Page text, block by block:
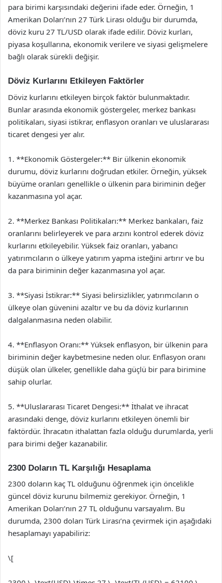
para birimi karşısındaki değerini ifade eder. Örneğin, 1
Amerikan Doları’nın 27 Türk Lirası olduğu bir durumda,
döviz kuru 27 TL/USD olarak ifade edilir. Döviz kurları,
piyasa koşullarına, ekonomik verilere ve siyasi gelişmelere
bağlı olarak sürekli değişir.
Döviz Kurlarını Etkileyen Faktörler
Döviz kurlarını etkileyen birçok faktör bulunmaktadır.
Bunlar arasında ekonomik göstergeler, merkez bankası
politikaları, siyasi istikrar, enflasyon oranları ve uluslararası
ticaret dengesi yer alır.
1. **Ekonomik Göstergeler:** Bir ülkenin ekonomik
durumu, döviz kurlarını doğrudan etkiler. Örneğin, yüksek
büyüme oranları genellikle o ülkenin para biriminin değer
kazanmasına yol açar.
2. **Merkez Bankası Politikaları:** Merkez bankaları, faiz
oranlarını belirleyerek ve para arzını kontrol ederek döviz
kurlarını etkileyebilir. Yüksek faiz oranları, yabancı
yatırımcıların o ülkeye yatırım yapma isteğini artırır ve bu
da para biriminin değer kazanmasına yol açar.
3. **Siyasi İstikrar:** Siyasi belirsizlikler, yatırımcıların o
ülkeye olan güvenini azaltır ve bu da döviz kurlarının
dalgalanmasına neden olabilir.
4. **Enflasyon Oranı:** Yüksek enflasyon, bir ülkenin para
biriminin değer kaybetmesine neden olur. Enflasyon oranı
düşük olan ülkeler, genellikle daha güçlü bir para birimine
sahip olurlar.
5. **Uluslararası Ticaret Dengesi:** İthalat ve ihracat
arasındaki denge, döviz kurlarını etkileyen önemli bir
faktördür. İhracatın ithalattan fazla olduğu durumlarda, yerli
para birimi değer kazanabilir.
2300 Doların TL Karşılığı Hesaplama
2300 doların kaç TL olduğunu öğrenmek için öncelikle
güncel döviz kurunu bilmemiz gerekiyor. Örneğin, 1
Amerikan Doları’nın 27 TL olduğunu varsayalım. Bu
durumda, 2300 doları Türk Lirası’na çevirmek için aşağıdaki
hesaplamayı yapabiliriz:
\[